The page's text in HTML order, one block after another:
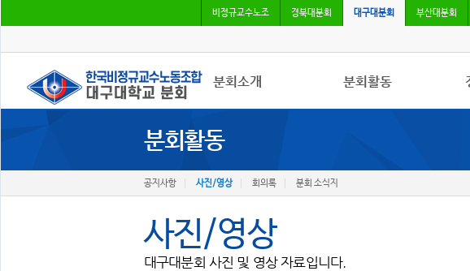
비정규교수노조 경북대분회 대구대분회 부산대분회
분회소개
분회소개
회칙
분회활동
분회활동
공지사항 사진/영상 회의록 분회 소식지
사진/영상
대구대분회 사진 및 영상 자료입니다.